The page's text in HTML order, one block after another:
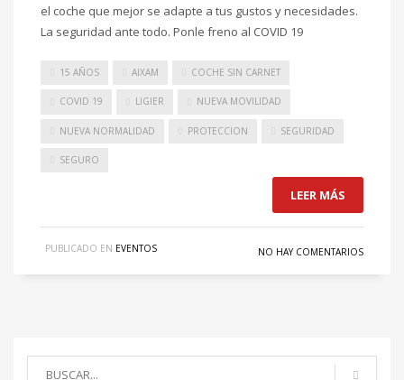
el coche que mejor se adapte a tus gustos y necesidades.
La seguridad ante todo. Ponle freno al COVID 19
15 AÑOS AIXAM COCHE SIN CARNET
COVID 19 LIGIER NUEVA MOVILIDAD
NUEVA NORMALIDAD PROTECCION SEGURIDAD
SEGURO
LEER MÁS
PUBLICADO EN EVENTOS NO HAY COMENTARIOS